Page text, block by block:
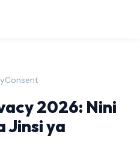
2026: Nini
Jinsi ya